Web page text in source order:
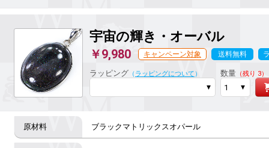
宇宙の輝き ・オーバル
￥9,980 キャンペーン対象 送料無料
ラッピング （ ラッピングについて ） 数量（残り 3）
ブラックマトリックスオパール